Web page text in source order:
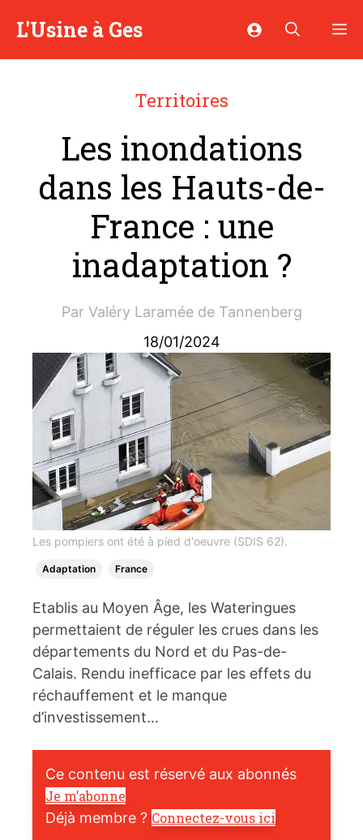
L'Usine à Ges
Territoires
Les inondations
dans les Hauts-de-
France : une
inadaptation ?
Par Valéry Laramée de Tannenberg
18/01/2024
Les pompiers ont été à pied d'oeuvre (SDIS 62).
Adaptation France
Etablis au Moyen Âge, les Wateringues
permettaient de réguler les crues dans les
départements du Nord et du Pas-de-
Calais. Rendu inefficace par les effets du
réchauffement et le manque
d’investissement…
Ce contenu est réservé aux abonnés
Je m’abonne
Déjà membre ? Connectez-vous ici